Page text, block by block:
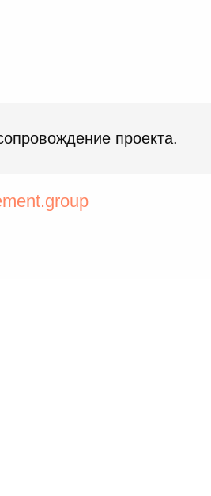
проекта.